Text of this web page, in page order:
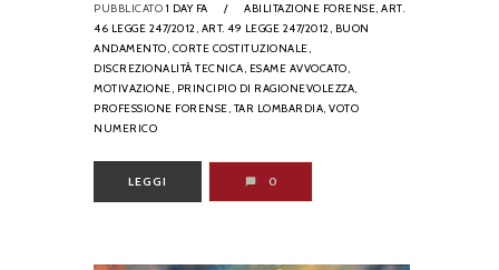
PUBBLICATO 1 DAY FA / ABILITAZIONE FORENSE, ART.
46 LEGGE 247/2012, ART. 49 LEGGE 247/2012, BUON
ANDAMENTO, CORTE COSTITUZIONALE,
DISCREZIONALITÀ TECNICA, ESAME AVVOCATO,
MOTIVAZIONE, PRINCIPIO DI RAGIONEVOLEZZA,
PROFESSIONE FORENSE, TAR LOMBARDIA, VOTO
NUMERICO
LEGGI 0